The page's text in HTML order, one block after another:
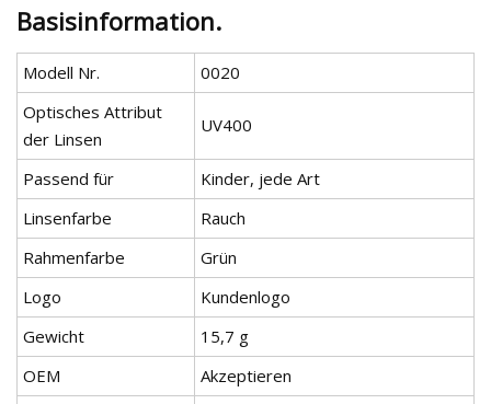
Basisinformation.
Modell Nr.
0020
Optisches Attribut
der Linsen
UV400
Passend für
Kinder, jede Art
Linsenfarbe
Rauch
Rahmenfarbe
Grün
Logo
Kundenlogo
Gewicht
15,7 g
OEM
Akzeptieren